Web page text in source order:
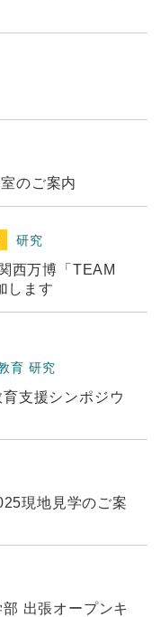
のご案内
研究
西万博「TEAM
します
育 研究
支援シンポジウ
現地見学のご案
出張オープンキ